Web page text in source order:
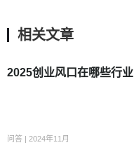
相关文章
2025创业风口在哪些行业
问答 | 2024年11月